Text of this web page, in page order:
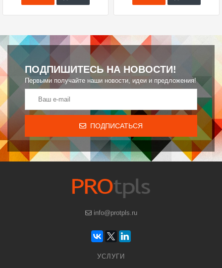
ПОДПИШИТЕСЬ НА НОВОСТИ!
Первыми получайте наши новости, идеи и предложения!
ПОДПИСАТЬСЯ
info@protpls.ru
УСЛУГИ